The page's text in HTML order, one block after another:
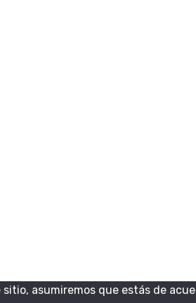
asumiremos que estás de